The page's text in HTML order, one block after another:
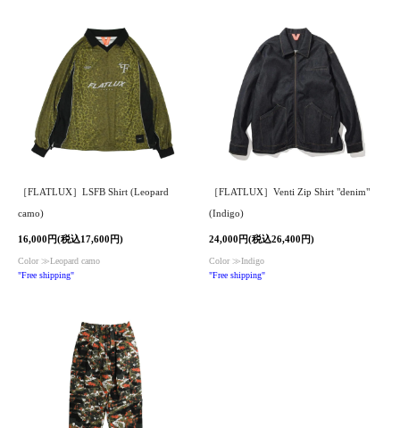
［FLATLUX］LSFB Shirt (Leopard
camo)
16,000円(税込17,600円)
Color ≫Leopard camo
"Free shipping"
［FLATLUX］Venti Zip Shirt "denim"
(Indigo)
24,000円(税込26,400円)
Color ≫Indigo
"Free shipping"